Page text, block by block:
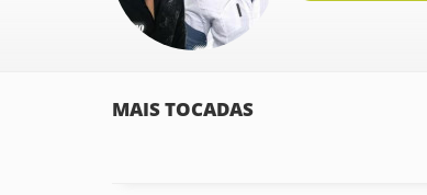
MAIS TOCADAS